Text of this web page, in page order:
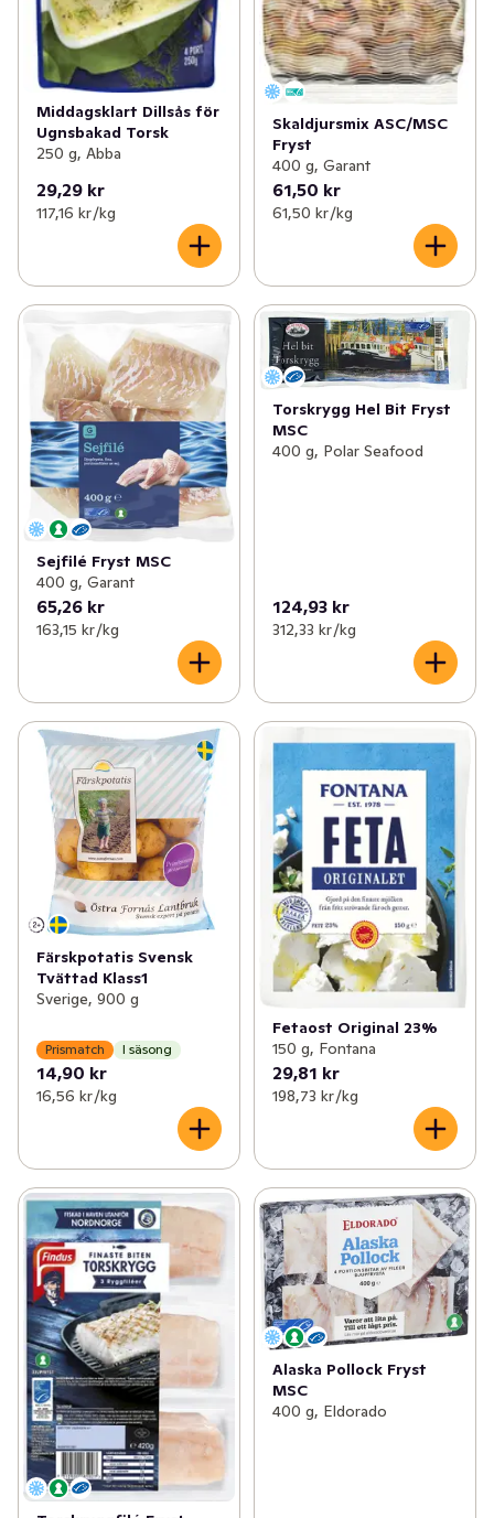
Middagsklart Dillsås för
Ugnsbakad Torsk
250 g, Abba
29,29 kr
117,16 kr /kg
Skaldjursmix ASC/MSC
Fryst
400 g, Garant
61,50 kr
61,50 kr /kg
Sejfilé Fryst MSC
400 g, Garant
65,26 kr
163,15 kr /kg
Torskrygg Hel Bit Fryst
MSC
400 g, Polar Seafood
124,93 kr
312,33 kr /kg
Färskpotatis Svensk
Tvättad Klass1
Sverige, 900 g
Prismatch I säsong
14,90 kr
16,56 kr /kg
Fetaost Original 23%
150 g, Fontana
29,81 kr
198,73 kr /kg
Alaska Pollock Fryst
MSC
400 g, Eldorado